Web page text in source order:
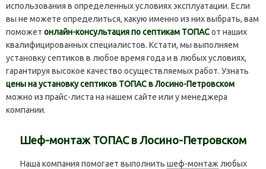
использования в определенных условиях эксплуатации. Если
вы не можете определиться, какую именно из них выбрать, вам
поможет онлайн-консультация по септикам ТОПАСот наших
квалифицированных специалистов. Кстати, мы выполняем
установку септиков в любое время года и в любых условиях,
гарантируя высокое качество осуществляемых работ. Узнать
цены на установку септиков ТОПАС в Лосино-Петровском
можно из прайс-листа на нашем сайте или у менеджера
компании.
Шеф-монтаж ТОПАС в Лосино-Петровском
Наша компания помогает выполнить шеф-монтаж любых